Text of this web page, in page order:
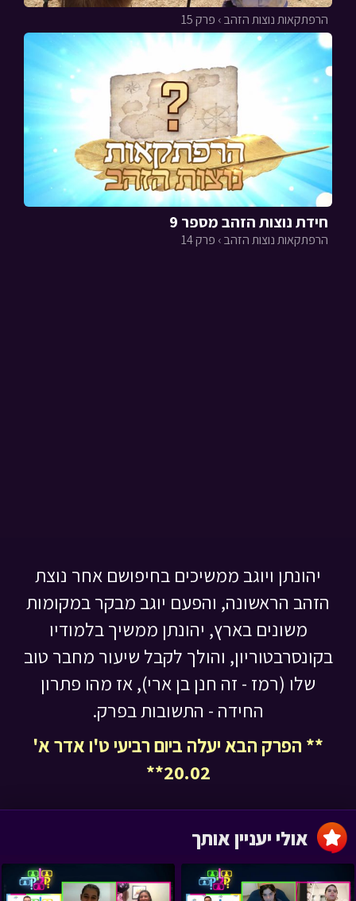
הרפתקאות נוצות הזהב › פרק 15
חידת נוצות הזהב מספר 9
הרפתקאות נוצות הזהב › פרק 14
יהונתן ויוגב ממשיכים בחיפושם אחר נוצת
הזהב הראשונה, והפעם יוגב מבקר במקומות
משונים בארץ, יהונתן ממשיך בלמודיו
בקונסרבטוריון, והולך לקבל שיעור מחבר טוב
שלו (רמז - זה חנן בן ארי), אז מהו פתרון
החידה - התשובות בפרק.
** הפרק הבא יעלה ביום רביעי ט'ו אדר א'
20.02**